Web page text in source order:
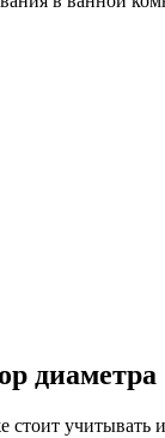
диаметра
учитывать